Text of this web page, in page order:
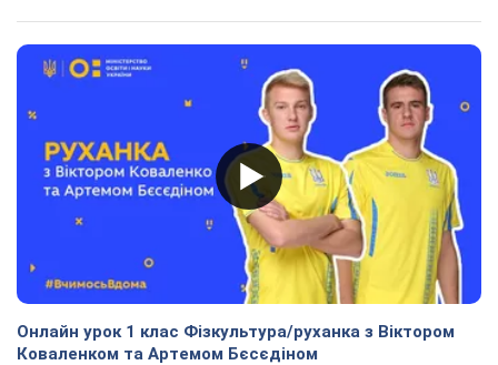
Онлайн урок 1 клас Фізкультура/руханка з Віктором
Коваленком та Артемом Бєсєдіном